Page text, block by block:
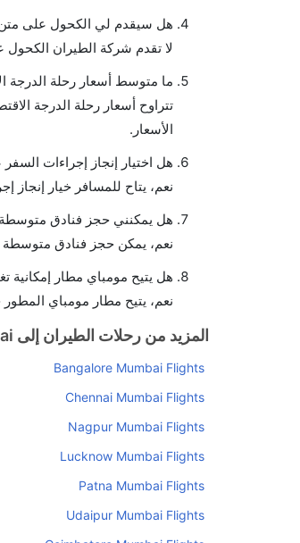
هل سيقدم لي الكحول على
لا تقدم شركة الطيران الكحول
ما متوسط أسعار رحلة الدرجة
الأسعار.
هل اختيار إنجاز إجراءات
نعم، يتاح للمسافر خيار إنجاز
هل يمكنني حجز فنادق متوسطة
نعم، يمكن حجز فنادق متوسطة
هل يتيح مومباي مطار إمكانية
نعم، يتيح مطار مومباي المطور
المزيد من رحلات الطيران إلى Mumbai
Bangalore Mumbai Flights
Chennai Mumbai Flights
Nagpur Mumbai Flights
Lucknow Mumbai Flights
Patna Mumbai Flights
Udaipur Mumbai Flights